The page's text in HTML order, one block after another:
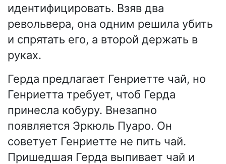
идентифицировать. Взяв два
револьвера, она одним решила убить
и спрятать его, а второй держать в
руках.
Герда предлагает Генриетте чай, но
Генриетта требует, чтоб Герда
принесла кобуру. Внезапно
появляется Эркюль Пуаро. Он
советует Генриетте не пить чай.
Пришедшая Герда выпивает чай и